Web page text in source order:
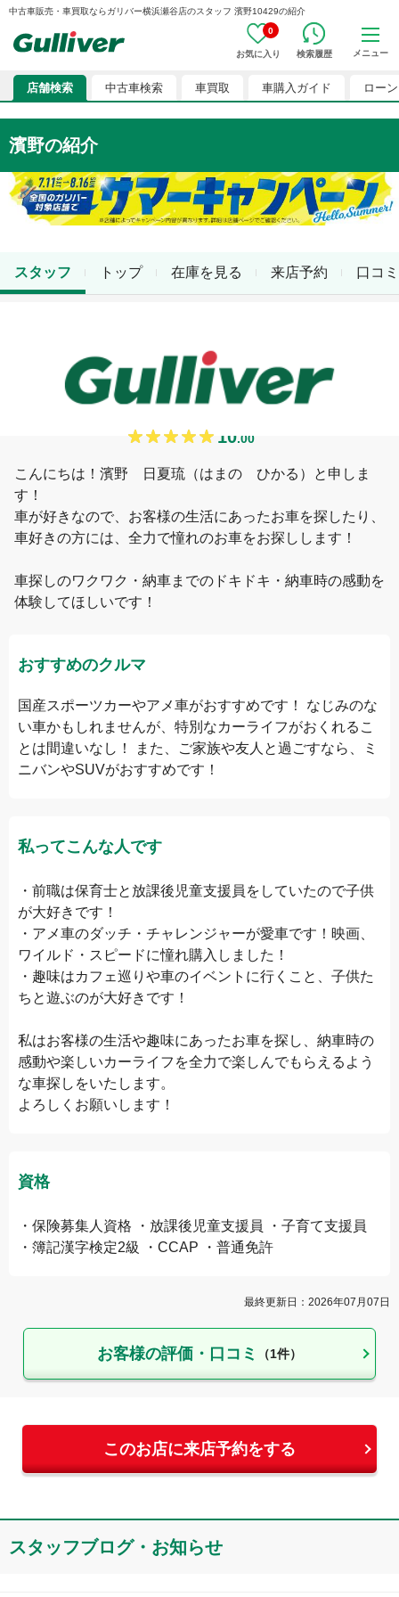
中古車販売・車買取ならガリバー横浜瀬谷店のスタッフ 濱野10429の紹介
0
お気に入り 検索履歴 メニュー
店舗検索 中古車検索 車買取 車購入ガイド ローン
濱野の紹介
トップ 在庫を見る 来店予約 口コミ
スタッフ
店舗スタッフ
10.00
こんにちは！濱野　日夏琉（はまの　ひかる）と申しま
す！
車が好きなので、お客様の生活にあったお車を探したり、
車好きの方には、全力で憧れのお車をお探しします！
車探しのワクワク・納車までのドキドキ・納車時の感動を
体験してほしいです！
おすすめのクルマ
国産スポーツカーやアメ車がおすすめです！ なじみのな
い車かもしれませんが、特別なカーライフがおくれるこ
とは間違いなし！ また、ご家族や友人と過ごすなら、ミ
ニバンやSUVがおすすめです！
私ってこんな人です
・前職は保育士と放課後児童支援員をしていたので子供
が大好きです！
・アメ車のダッチ・チャレンジャーが愛車です！映画、
ワイルド・スピードに憧れ購入しました！
・趣味はカフェ巡りや車のイベントに行くこと、子供た
ちと遊ぶのが大好きです！
私はお客様の生活や趣味にあったお車を探し、納車時の
感動や楽しいカーライフを全力で楽しんでもらえるよう
な車探しをいたします。
よろしくお願いします！
資格
・保険募集人資格 ・放課後児童支援員 ・子育て支援員
・簿記漢字検定2級 ・CCAP ・普通免許
最終更新日： 2026年07月07日
お客様の評価・口コミ （1件）
このお店に来店予約をする
スタッフブログ・お知らせ